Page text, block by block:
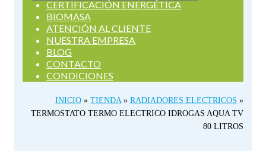
por: CERTIFICACIÓN ENERGÉTICA
BIOMASA
ATENCIÓN AL CLIENTE
NUESTRA EMPRESA
BLOG
CONTACTO
CONDICIONES
INICIO » TIENDA » RADIADORES ELECTRICOS »
TERMOSTATO TERMO ELECTRICO IDROGAS AQUA TV
80 LITROS